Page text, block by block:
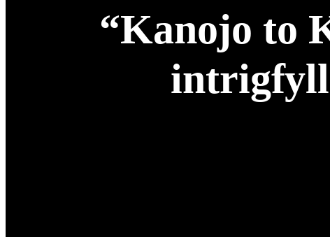
“Kanojo to